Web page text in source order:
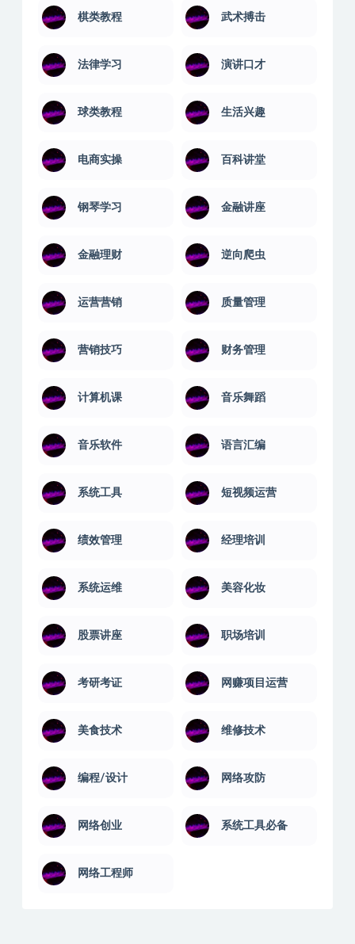
棋类教程 武术搏击
法律学习 演讲口才
球类教程 生活兴趣
电商实操 百科讲堂
钢琴学习 金融讲座
金融理财 逆向爬虫
运营营销 质量管理
营销技巧 财务管理
计算机课 音乐舞蹈
音乐软件 语言汇编
系统工具 短视频运营
绩效管理 经理培训
系统运维 美容化妆
股票讲座 职场培训
考研考证 网赚项目运营
美食技术 维修技术
编程/设计 网络攻防
网络创业 系统工具必备
网络工程师